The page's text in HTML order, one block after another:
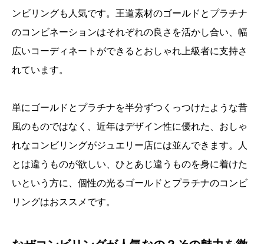
ンビリングも人気です。王道素材のゴールドとプラチナ
のコンビネーションはそれぞれの良さを活かし合い、幅
広いコーディネートができるとおしゃれ上級者に支持さ
れています。
単にゴールドとプラチナを半分ずつくっつけたような昔
風のものではなく、近年はデザイン性に優れた、おしゃ
れなコンビリングがジュエリー店には並んできます。人
とは違うものが欲しい、ひとあじ違うものを身に着けた
いという方に、個性の光るゴールドとプラチナのコンビ
リングはおススメです。